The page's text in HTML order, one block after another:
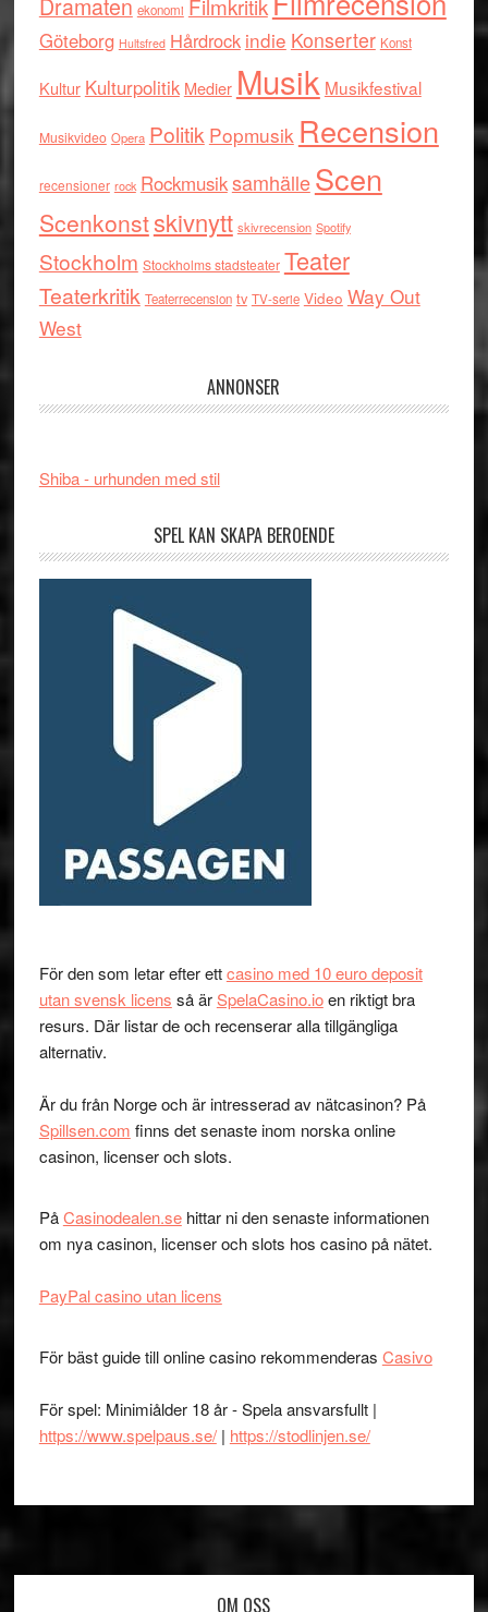
ekonomi Filmkritik
Göteborg Hultsfred Hårdrock indie Konserter Konst
Kultur Kulturpolitik Medier Musik Musikfestival
Musikvideo Opera Politik Popmusik Recension
recensioner rock RockmusiksamhälleScen
Scenkonstskivnytt skivrecension Spotify
Stockholm Stockholms stadsteater Teater
Teaterkritik Teaterrecension tv TV-serie Video Way Out
West
ANNONSER
Shiba - urhunden med stil
SPEL KAN SKAPA BEROENDE
För den som letar efter ettcasino med 10 euro deposit
utan svensk licens så ärSpelaCasino.ioen riktigt bra
resurs. Där listar de och recenserar alla tillgängliga
alternativ.
Är du från Norge och är intresserad av nätcasinon? På
Spillsen.com finns det senaste inom norska online
casinon, licenser och slots.
PåCasinodealen.sehittar ni den senaste informationen
om nya casinon, licenser och slots hos casino på nätet.
PayPal casino utan licens
För bäst guide till online casino rekommenderas Casivo
För spel: Minimiålder 18 år - Spela ansvarsfullt |
https://www.spelpaus.se/| https://stodlinjen.se/
OM OSS